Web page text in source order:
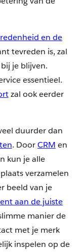
en de
tevreden is, zal
je blijven.
essentieel.
zal ook eerder
duurder dan
. DoorCRM en
kun je alle
verzamelen
beeld van je
aan de juiste
manier de
met je merk
inspelen op de